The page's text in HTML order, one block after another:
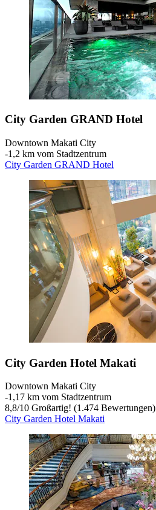
City Garden GRAND Hotel
Downtown Makati City
‐1,2 km vom Stadtzentrum
City Garden GRAND Hotel
City Garden Hotel Makati
Downtown Makati City
‐1,17 km vom Stadtzentrum
8,8/10 Großartig! (1.474 Bewertungen)
City Garden Hotel Makati